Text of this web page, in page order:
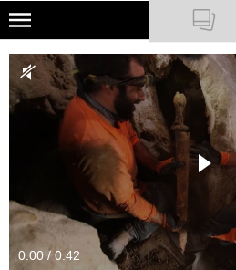
Skip
main
content
NATIONAL GEOGRAPHIC
TRAVELER
PODCASTY
Newsletter
Cuda Polski
0:00 / 0:42